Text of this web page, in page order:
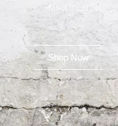
Morbi imperdiet.
Shop Now